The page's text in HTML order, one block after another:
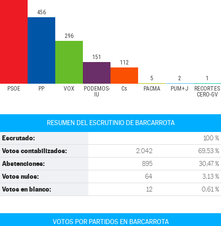
PSOE PP VOX
PODEMOS-
IU
Cs PACMA PUM+J
RECORTES
CERO-GV
456
296
151
112
5 2 1
RESUMEN DEL ESCRUTINIO DE BARCARROTA
Escrutado: 100 %
Votos contabilizados: 2.042 69,53 %
Abstenciones: 895 30,47 %
Votos nulos: 64 3,13 %
Votos en blanco: 12 0,61 %
VOTOS POR PARTIDOS EN BARCARROTA